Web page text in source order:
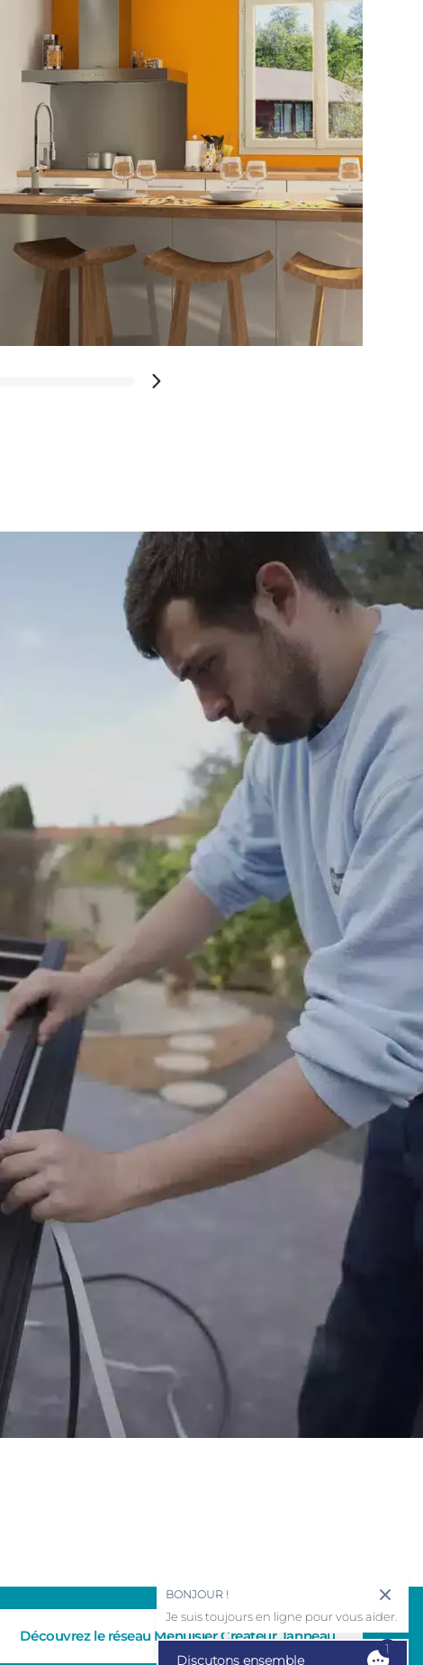
Découvrez le réseau Menuisier Créateur Janneau
Discutons ensemble
1
BONJOUR !
Je suis toujours en ligne pour vous aider.